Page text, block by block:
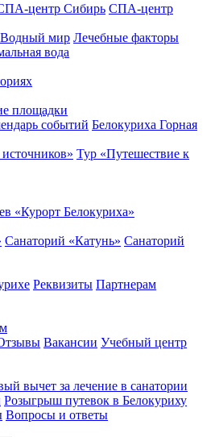
центр Сибирь СПА-центр
Водный мир Лечебные факторы
вода
площадки
событий Белокуриха Горная
Тур «Путешествие к
«Курорт Белокуриха»
Санаторий «Катунь» Санаторий
Реквизиты Партнерам
Вакансии Учебный центр
вычет за лечение в санатории
Розыгрыш путевок в Белокуриху
Вопросы и ответы